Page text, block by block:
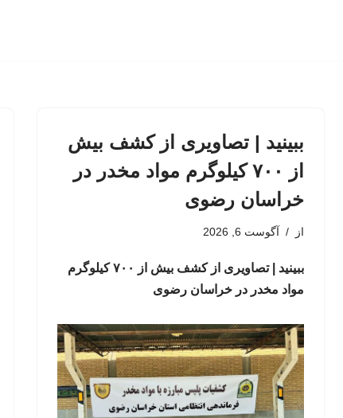
ببینید | تصاویری از کشف بیش
از ۷۰۰ کیلوگرم مواد مخدر در
خراسان رضوی
از آگوست 6, 2026
ببینید | تصاویری از کشف بیش از ۷۰۰ کیلوگرم
مواد مخدر در خراسان رضوی